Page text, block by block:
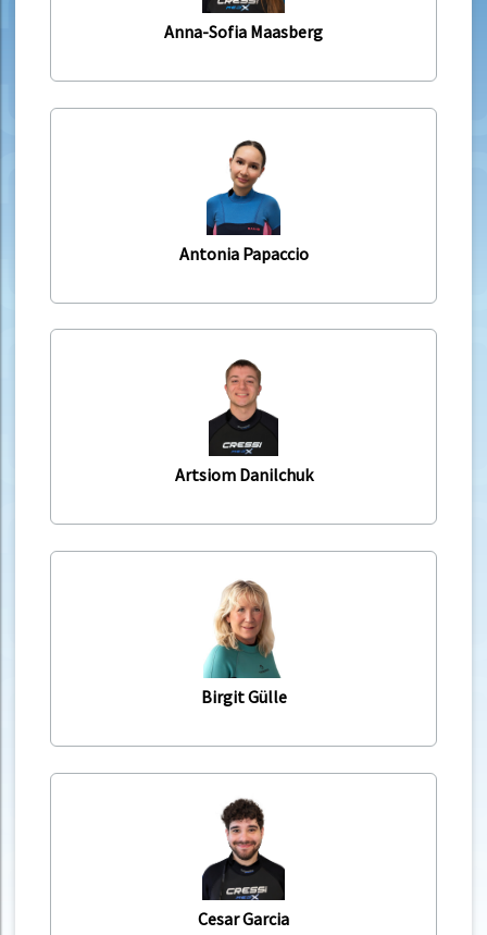
Anna-Sofia Maasberg
Antonia Papaccio
Artsiom Danilchuk
Birgit Gülle
Cesar Garcia